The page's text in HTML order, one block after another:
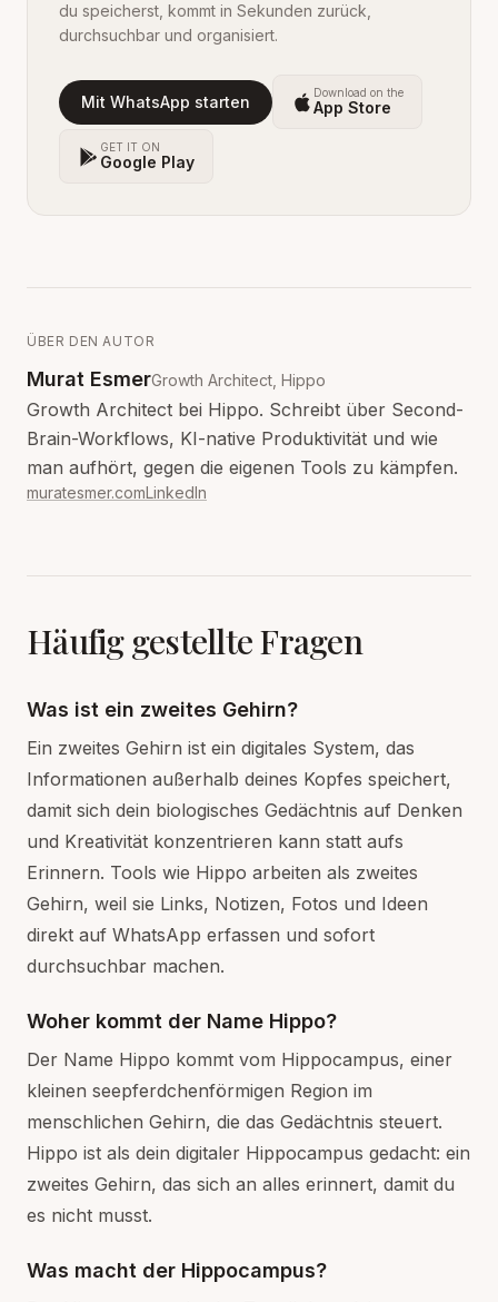
du speicherst, kommt in Sekunden zurück,
durchsuchbar und organisiert.
Mit WhatsApp starten Download on the
App Store
GET IT ON
Google Play
ÜBER DEN AUTOR
Murat EsmerGrowth Architect, Hippo
Growth Architect bei Hippo. Schreibt über Second-
Brain-Workflows, KI-native Produktivität und wie
man aufhört, gegen die eigenen Tools zu kämpfen.
muratesmer.comLinkedIn
Häufig gestellte Fragen
Was ist ein zweites Gehirn?
Ein zweites Gehirn ist ein digitales System, das
Informationen außerhalb deines Kopfes speichert,
damit sich dein biologisches Gedächtnis auf Denken
und Kreativität konzentrieren kann statt aufs
Erinnern. Tools wie Hippo arbeiten als zweites
Gehirn, weil sie Links, Notizen, Fotos und Ideen
direkt auf WhatsApp erfassen und sofort
durchsuchbar machen.
Woher kommt der Name Hippo?
Der Name Hippo kommt vom Hippocampus, einer
kleinen seepferdchenförmigen Region im
menschlichen Gehirn, die das Gedächtnis steuert.
Hippo ist als dein digitaler Hippocampus gedacht: ein
zweites Gehirn, das sich an alles erinnert, damit du
es nicht musst.
Was macht der Hippocampus?